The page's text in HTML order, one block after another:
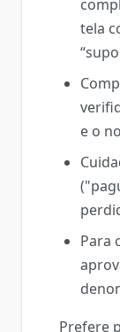
tela
e o
Para
Prefere